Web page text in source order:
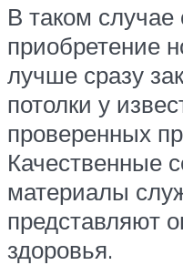
В таком случае
приобретение
лучше сразу
потолки у
проверенных
Качественные
материалы
представляют
здоровья.